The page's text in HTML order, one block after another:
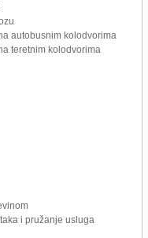
autobusnim kolodvorima
teretnim kolodvorima
i pružanje usluga